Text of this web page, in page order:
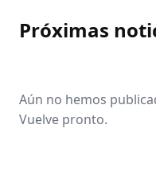
Próximas
Aún no hemos
Vuelve pronto.